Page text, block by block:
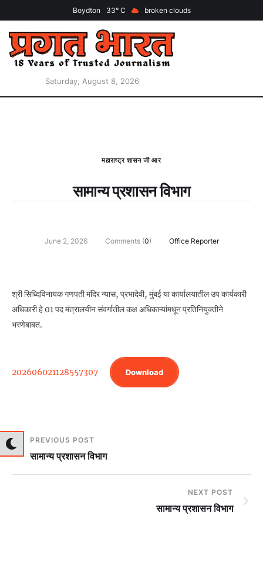
Boydton 33 broken clouds
Saturday, August 8, 2026
महाराष्ट्र शासन जी आर
सामान्य प्रशासन विभाग
June 2, 2026 Comments (0) Office Reporter
श्री सिध्दिविनायक गणपती मंदिर न्यास, प्रभादेवी, मुंबई या कार्यालयातील उप कार्यकारी
अधिकारी हे 01 पद मंत्रालयीन संवर्गातील कक्ष अधिकाऱ्यांमधून प्रतिनियुक्तीने
भरणेबाबत.
202606021128557307 Download
PREVIOUS POST
सामान्य प्रशासन विभाग
NEXT POST
सामान्य प्रशासन विभाग